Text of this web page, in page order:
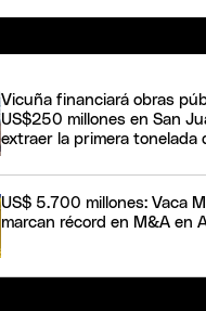
Vicuña financiará obras
US$250 millones en San
extraer la primera tonelada
US$ 5.700 millones: Vaca
marcan récord en M&A en